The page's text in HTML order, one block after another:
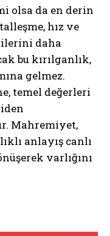
olsa da en derin
hız ve
daha
bu kırılganlık,
gelmez.
temel değerleri
Mahremiyet,
anlayış canlı
varlığını